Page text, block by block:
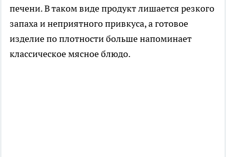
печени. В таком виде продукт лишается резкого
запаха и неприятного привкуса, а готовое
изделие по плотности больше напоминает
классическое мясное блюдо.